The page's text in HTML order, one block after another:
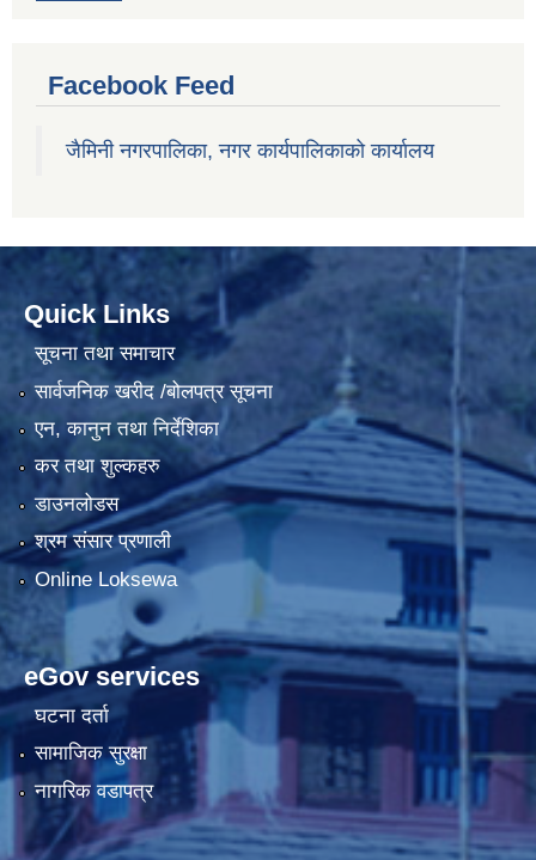
Facebook Feed
जैमिनी नगरपालिका, नगर कार्यपालिकाको कार्यालय
Quick Links
सूचना तथा समाचार
सार्वजनिक खरीद /बोलपत्र सूचना
एन, कानुन तथा निर्देशिका
कर तथा शुल्कहरु
डाउनलोडस
श्रम संसार प्रणाली
Online Loksewa
eGov services
घटना दर्ता
सामाजिक सुरक्षा
नागरिक वडापत्र